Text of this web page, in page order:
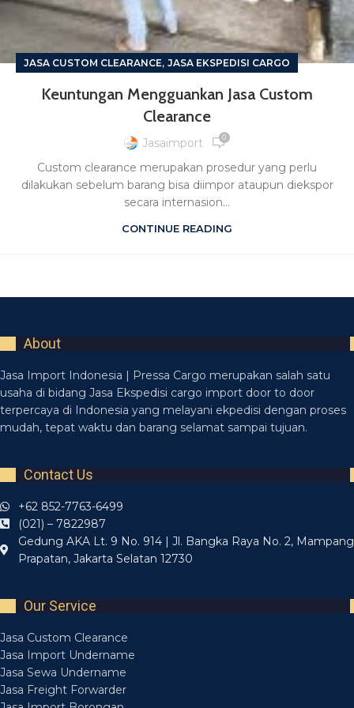
JASA CUSTOM CLEARANCE, JASA EKSPEDISI CARGO
Keuntungan Mengguankan Jasa Custom
Clearance
Jasaimport 0
Custom clearance merupakan prosedur yang perlu
dilakukan sebelum barang bisa diimpor ataupun diekspor
secara internasion...
CONTINUE READING
About
Jasa Import Indonesia | Pressa Cargo merupakan salah satu
usaha di bidang Jasa Ekspedisi cargo import door to door
terpercaya di Indonesia yang melayani ekpedisi dengan proses
mudah, tepat waktu dan barang selamat sampai tujuan.
Contact Us
+62 852-7763-6499
(021) – 7822987
Gedung AKA Lt. 9 No. 914 | Jl. Bangka Raya No. 2, Mampang
Prapatan, Jakarta Selatan 12730
Our Service
Jasa Custom Clearance
Jasa Import Undername
Jasa Sewa Undername
Jasa Freight Forwarder